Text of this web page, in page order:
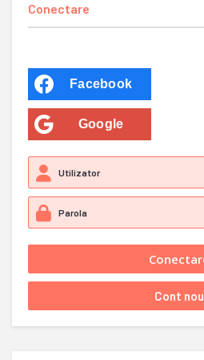
Conectare
Facebook
Google